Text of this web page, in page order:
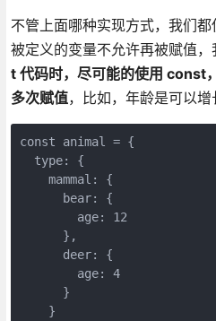
不管上面哪种实现方式，我们
被定义的变量不允许再被赋值，
t 代码时，尽可能的使用 const
多次赋值，比如，年龄是可以增
const animal = {
  type: {
    mammal: {
      bear: {
        age: 12
      },
      deer: {
        age: 4
      }
    }